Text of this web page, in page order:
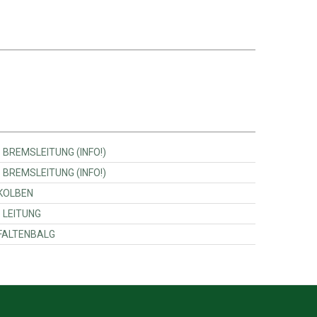
Massey Ferguson - 3671551M92 - BREMSLEITUNG (INFO!)
Massey Ferguson - 3671550M92 - BREMSLEITUNG (INFO!)
Ferguson - 3670596M1 - KOLBEN
Massey Ferguson - 3673523M92 - LEITUNG
Ferguson - 3670840M1 - FALTENBALG